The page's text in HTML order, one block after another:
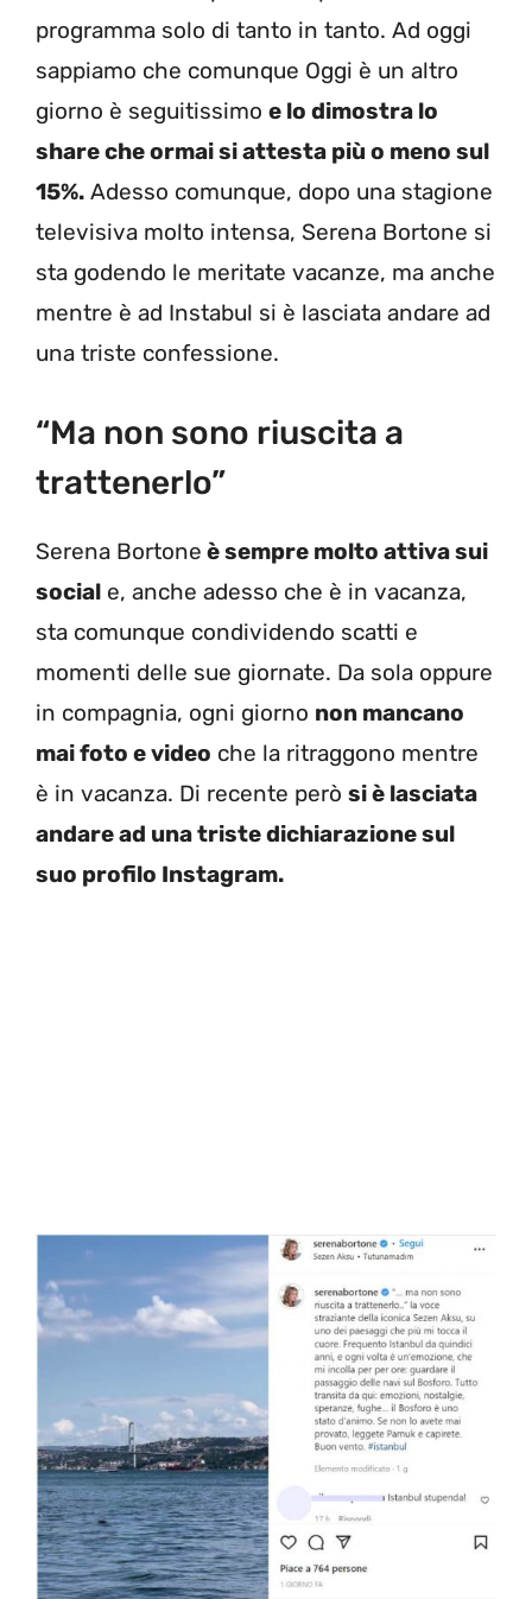
programma solo di tanto in tanto. Ad oggi
sappiamo che comunque Oggi è un altro
giorno è seguitissimo e lo dimostra lo
share che ormai si attesta più o meno sul
15%. Adesso comunque, dopo una stagione
televisiva molto intensa, Serena Bortone si
sta godendo le meritate vacanze, ma anche
mentre è ad Instabul si è lasciata andare ad
una triste confessione.
“Ma non sono riuscita a
trattenerlo”
Serena Bortone è sempre molto attiva sui
social e, anche adesso che è in vacanza,
sta comunque condividendo scatti e
momenti delle sue giornate. Da sola oppure
in compagnia, ogni giorno non mancano
mai foto e video che la ritraggono mentre
è in vacanza. Di recente però si è lasciata
andare ad una triste dichiarazione sul
suo profilo Instagram.